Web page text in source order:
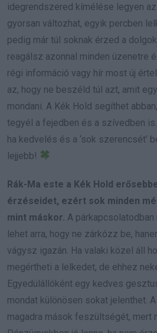
idegrendszered kímélése legyen
gyorsan változhat, egyik percben
pedig már túl soknak érzed a
reagálsz azonnal minden üzenetre
régi információ vagy hír most új
az, hogy ne beszéld túl azt, amit
mondani. A Kék Hold segíthet
tegyél a fejedben és a szívedben
ha kedvelés és a ‘sok szerencsét’
lejjebb!
Rák-Ma este a Kék Hold
érzéseidet, ezért sok minden
mint máskor. A
lehet arra, hogy ne zárkózz be,
vágysz igazán. Ha valaki közel áll
megértheti a lelkedet, de ehhez
Egyedülállóként egy kedves
mondat különösen sokat jelenthet.
magadra mások feszültségét, mert